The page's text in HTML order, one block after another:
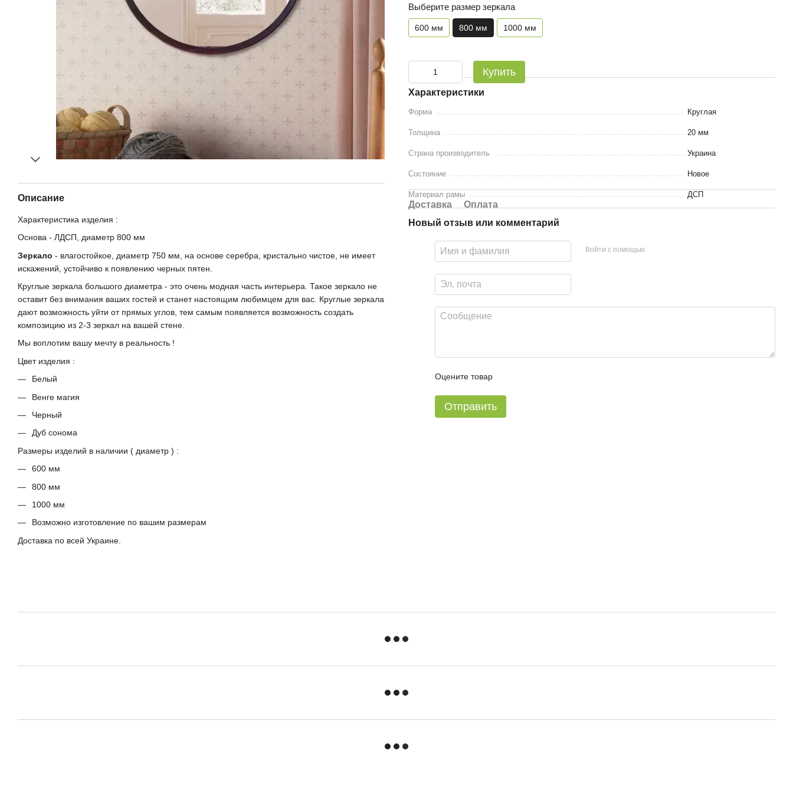
Описание
Характеристика изделия :
Основа - ЛДСП, диаметр 800 мм
Зеркало - влагостойкое, диаметр 750 мм, на основе серебра, кристально чистое, не имеет
искажений, устойчиво к появлению черных пятен.
Круглые зеркала большого диаметра - это очень модная часть интерьера. Такое зеркало не
оставит без внимания ваших гостей и станет настоящим любимцем для вас. Круглые зеркала
дают возможность уйти от прямых углов, тем самым появляется возможность создать
композицию из 2-3 зеркал на вашей стене.
Мы воплотим вашу мечту в реальность !
Цвет изделия :
Белый
Венге магия
Черный
Дуб сонома
Размеры изделий в наличии ( диаметр ) :
600 мм
800 мм
1000 мм
Возможно изготовление по вашим размерам
Доставка по всей Украине.
Выберите размер зеркала
600 мм 800 мм 1000 мм
Купить
Характеристики
Форма Круглая
Толщина 20 мм
Страна производитель Украина
Состояние Новое
Материал рамы ДСП
Доставка
Оплата
Новый отзыв или комментарий
Войти с помощью
Оцените товар
Отправить